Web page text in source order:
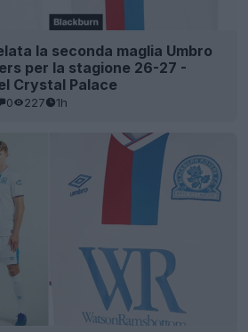
la seconda maglia Umbro
per la stagione 26-27 -
Crystal Palace
0 227 1h